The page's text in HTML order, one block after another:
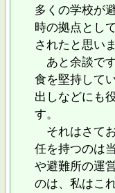
多くの学校が
時の拠点とし
されたと思いま
あと余談で
食を堅持して
出しなどにも
す。
それはさて
任を持つのは
や避難所の運
のは、私はこ